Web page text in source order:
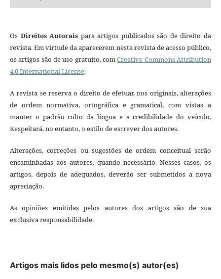
Os Direitos Autorais para artigos publicados são de direito da
revista. Em virtude da aparecerem nesta revista de acesso público,
os artigos são de uso gratuito, comCreative Commons Attribution
4.0 International License.
A revista se reserva o direito de efetuar, nos originais, alterações
de ordem normativa, ortográfica e gramatical, com vistas a
manter o padrão culto da língua e a credibilidade do veículo.
Respeitará, no entanto, o estilo de escrever dos autores.
Alterações, correções ou sugestões de ordem conceitual serão
encaminhadas aos autores, quando necessário. Nesses casos, os
artigos, depois de adequados, deverão ser submetidos a nova
apreciação.
As opiniões emitidas pelos autores dos artigos são de sua
exclusiva responsabilidade.
Artigos mais lidos pelo mesmo(s) autor(es)